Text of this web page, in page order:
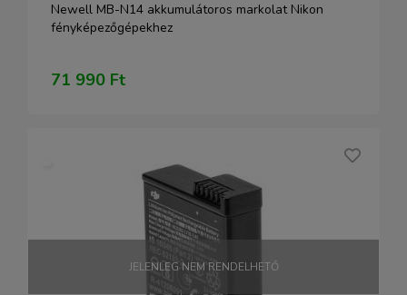
Newell MB-N14 akkumulátoros markolat Nikon
fényképezőgépekhez
71 990 Ft
JELENLEG NEM RENDELHETŐ